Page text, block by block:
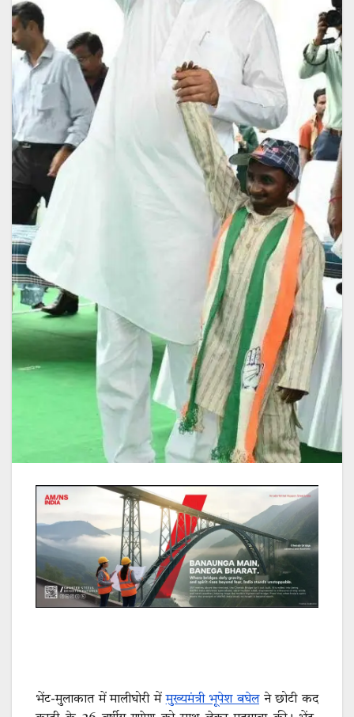
भेंट-मुलाकात में मालीघोरी मेंमुख्यमंत्री भूपेश बघेलने छोटी कद